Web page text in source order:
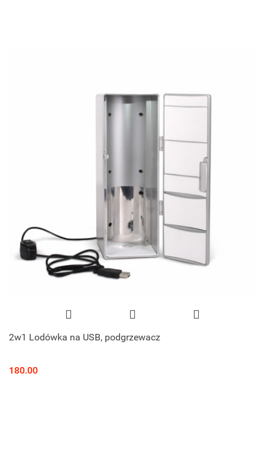
2w1 Lodówka na USB, podgrzewacz
180.00